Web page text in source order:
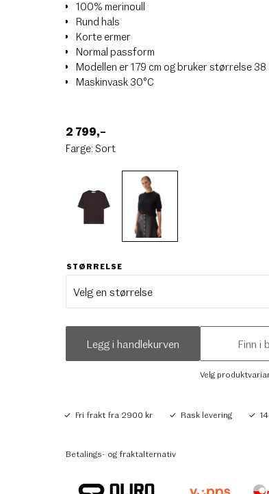
100% merinoull
Rund hals
Korte ermer
Normal passform
Modellen er 179 cm og bruker størrelse 38
Maskinvask 30°C
2 799,–
Farge: Sort
STØRRELSE
Legg i handlekurven Finn i
Velg
Fri frakt fra 2900 kr Rask levering
Betalings- og fraktalternativ